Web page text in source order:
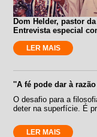
Dom Helder, pastor
Entrevista especial
LER MAIS
''A fé pode dar à
O desafio para a
deter na superfície. É
LER MAIS